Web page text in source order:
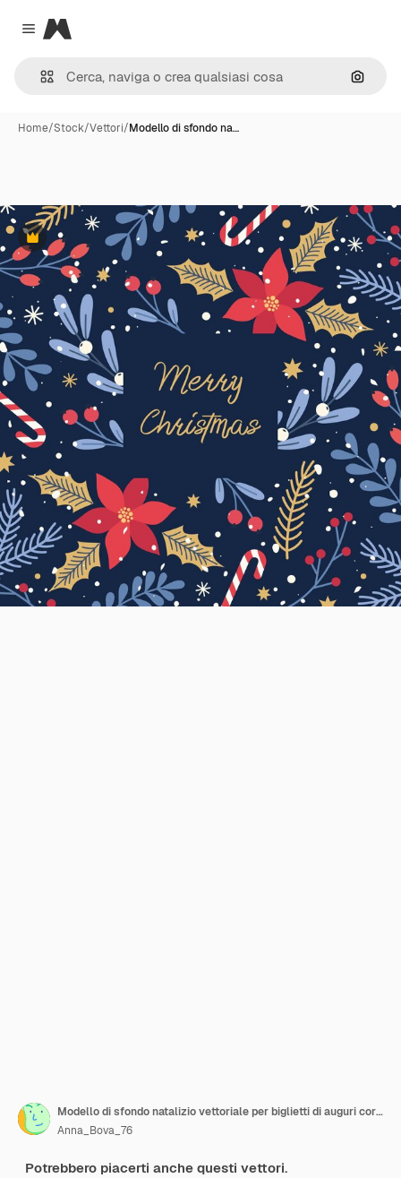
Close menu
Magnific
Cerca
Home/Stock/Vettori/Modello di sfondo na…
Premium
Modello di sfondo natalizio vettoriale per biglietti di auguri cornice natalizia floreale invernale
Anna_Bova_76
Potrebbero piacerti anche questi vettori.